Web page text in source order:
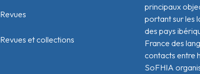
Revues
Revues et collections
principaux
portant sur les
des pays
France des
contacts entre
SoFHIA